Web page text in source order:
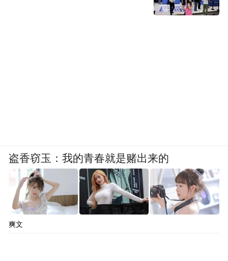
盗香窃玉：我的青春就是赌出来的
爽文